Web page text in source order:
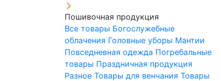
Пошивочная продукция
Все товары Богослужебные
облачения Головные уборы Мантии
Повседневная одежда Погребальные
товары Праздничная продукция
Разное Товары для венчания Товары